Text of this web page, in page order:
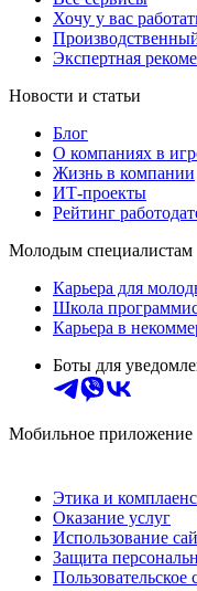
Хочу у вас
Экспертная
Новости и статьи
Блог
О компаниях в
Жизнь в компании
ИТ-проекты
Рейтинг
Молодым специалистам
Карьера для
Школа
Карьера в
Боты для
Мобильное приложение
Этика и комплаенс
Оказание услуг
Использование
Защита
Пользовательское